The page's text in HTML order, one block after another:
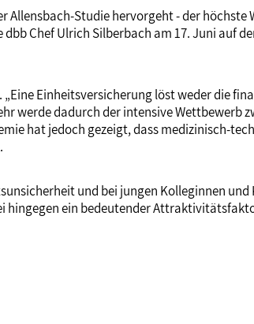
Studie hervorgeht - der höchste
Chef Ulrich Silberbach am 17. Juni auf
Einheitsversicherung löst weder die
werde dadurch der intensive Wettbewerb
hat jedoch gezeigt, dass medizinisch-
und bei jungen Kolleginnen
hingegen ein bedeutender